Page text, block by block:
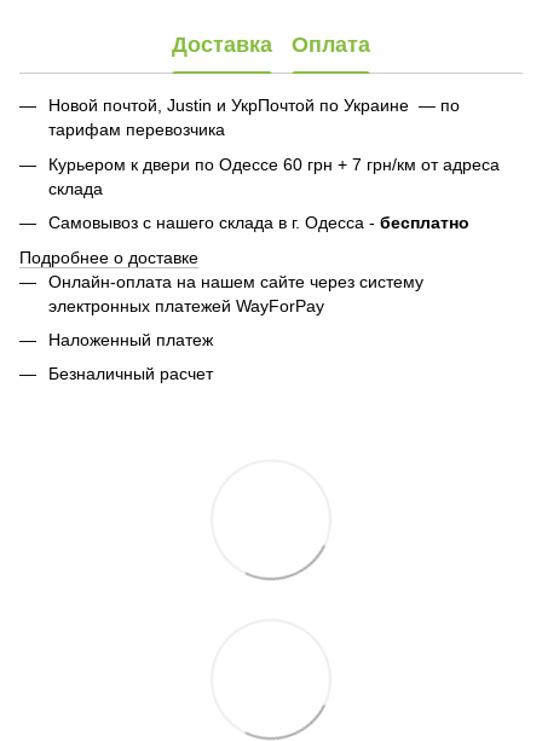
Доставка Оплата
Новой почтой, Justin и УкрПочтой по Украине — по
тарифам перевозчика
Курьером к двери по Одессе 60 грн + 7 грн/км от адреса
склада
Самовывоз с нашего склада в г. Одесса - бесплатно
Подробнее о доставке
Онлайн-оплата на нашем сайте через систему
электронных платежей WayForPay
Наложенный платеж
Безналичный расчет